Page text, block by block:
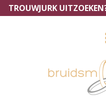
TROUWJURK